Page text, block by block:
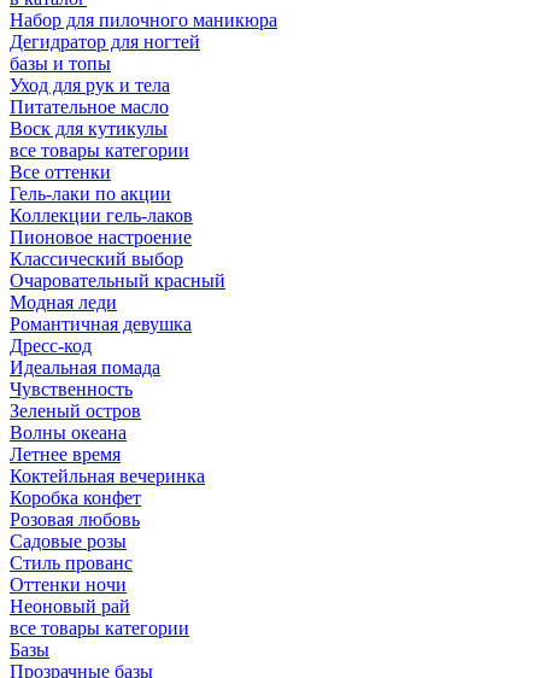
Набор для пилочного маникюра
Дегидратор для ногтей
базы и топы
Уход для рук и тела
Питательное масло
Воск для кутикулы
все товары категории
Все оттенки
Гель-лаки по акции
Коллекции гель-лаков
Пионовое настроение
Классический выбор
Очаровательный красный
Модная леди
Романтичная девушка
Дресс-код
Идеальная помада
Чувственность
Зеленый остров
Волны океана
Летнее время
Коктейльная вечеринка
Коробка конфет
Розовая любовь
Садовые розы
Стиль прованс
Оттенки ночи
Неоновый рай
все товары категории
Базы
Прозрачные базы